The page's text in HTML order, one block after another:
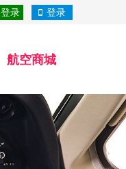
登录 登录
航空商城